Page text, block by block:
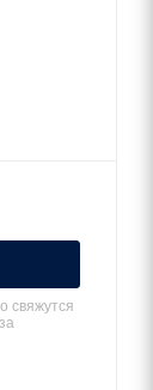
свяжутся